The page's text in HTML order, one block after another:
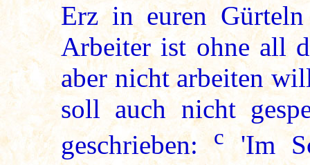
Erz in euren
Arbeiter ist ohne all
aber nicht arbeiten
soll auch nicht
geschrieben:c 'Im